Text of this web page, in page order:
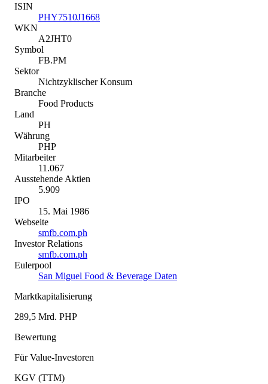
ISIN
PHY7510J1668
WKN
A2JHT0
Symbol
FB.PM
Sektor
Nichtzyklischer Konsum
Branche
Food Products
Land
PH
Währung
PHP
Mitarbeiter
11.067
Ausstehende Aktien
5.909
IPO
15. Mai 1986
Webseite
smfb.com.ph
Investor Relations
smfb.com.ph
Eulerpool
San Miguel Food & Beverage Daten
Marktkapitalisierung
289,5 Mrd. PHP
Bewertung
Für Value-Investoren
KGV (TTM)